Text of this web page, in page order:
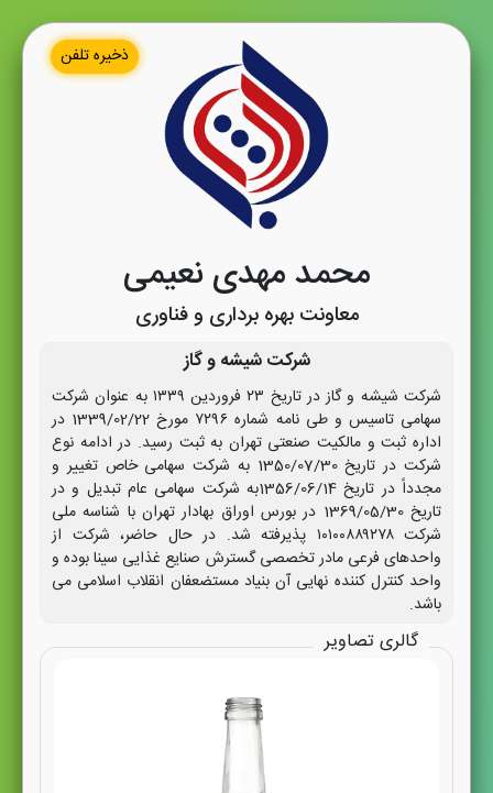
ذخیره تلفن
محمد مهدی نعیمی
معاونت بهره برداری و فناوری
شرکت شیشه و گاز
شرکت شیشه و گاز در تاریخ ۲۳ فروردین ۱۳۳۹ به عنوان شرکت
سهامی تاسیس و طی نامه شماره ۷۲۹۶ مورخ 1339/02/22 در
اداره ثبت و مالکیت صنعتی تهران به ثبت رسید. در ادامه نوع
شرکت در تاریخ 1350/07/30 به شرکت سهامی خاص تغییر و
مجدداً در تاریخ 1356/06/14به شرکت سهامی عام تبدیل و در
تاریخ 1369/05/30 در بورس اوراق بهادار تهران با شناسه ملی
شرکت ۱۰۱۰۰۸۸۹۲۷۸ پذیرفته شد. در حال حاضر، شرکت از
واحدهای فرعی مادر تخصصی گسترش صنایع غذایی سینا بوده و
واحد کنترل کننده نهایی آن بنیاد مستضعفان انقلاب اسلامی می
باشد.
گالری تصاویر